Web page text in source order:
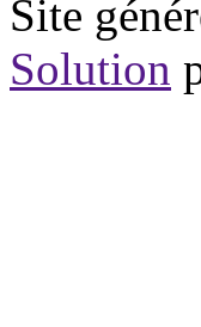
Site
Solution